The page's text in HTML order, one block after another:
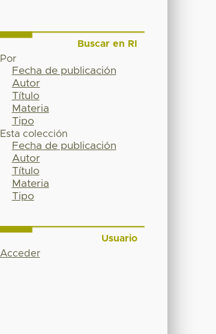
Buscar en RI
Por
Fecha de publicación
Autor
Título
Materia
Tipo
Esta colección
Fecha de publicación
Autor
Título
Materia
Tipo
Usuario
Acceder